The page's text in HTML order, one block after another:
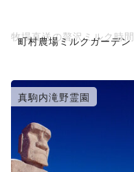
町村農場ミルクガーデン
牧場直送の贅沢ミルク時間
真駒内滝野霊園